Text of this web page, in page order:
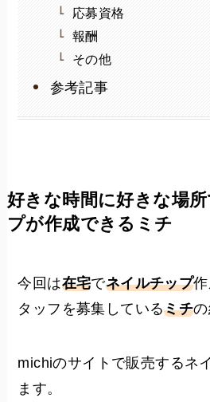
応募資格
報酬
その他
参考記事
好きな時間に好きな場
プが作成できるミチ
今回は在宅でネイルチップ
タッフを募集しているミチの
michiのサイトで販売するネ
ます。